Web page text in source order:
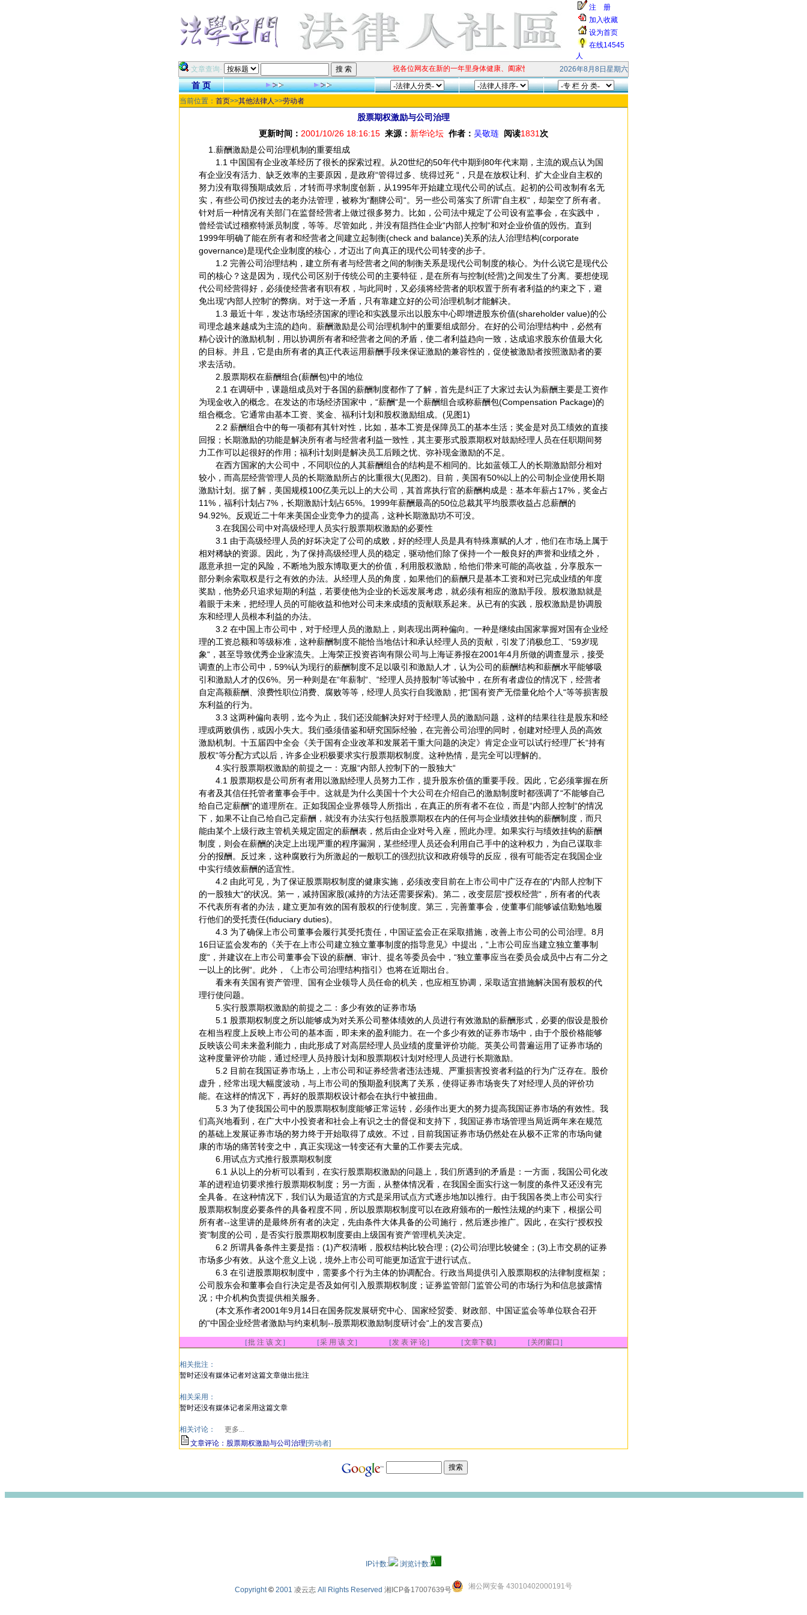
注 册
加入收藏
设为首页
在线14545
人
·文章查询·
祝各位网友在新的一年里身体健康、阖家快乐！ 本站受到大量的无效smtp连接和垃圾邮件的攻击，响应缓慢，请各位网友见谅
2026年8月8日星期六
首 页
当前位置： 首页>>其他法律人>>劳动者
股票期权激励与公司治理
更新时间： 2001/10/26 18:16:15 来源： 新华论坛 作者： 吴敬琏 阅读1831次
1.薪酬激励是公司治理机制的重要组成
1.1 中国国有企业改革经历了很长的探索过程。从20世纪的50年代中期到80年代末期，主流的观点认为国
有企业没有活力、缺乏效率的主要原因，是政府“管得过多、统得过死 “，只是在放权让利、扩大企业自主权的
努力没有取得预期成效后，才转而寻求制度创新，从1995年开始建立现代公司的试点。起初的公司改制有名无
实，有些公司仍按过去的老办法管理，被称为“翻牌公司“。另一些公司落实了所谓“自主权“，却架空了所有者。
针对后一种情况有关部门在监督经营者上做过很多努力。比如，公司法中规定了公司设有监事会，在实践中，
曾经尝试过稽察特派员制度，等等。尽管如此，并没有阻挡住企业“内部人控制“和对企业价值的毁伤。直到
1999年明确了能在所有者和经营者之间建立起制衡(check and balance)关系的法人治理结构(corporate
governance)是现代企业制度的核心，才迈出了向真正的现代公司转变的步子。
1.2 完善公司治理结构，建立所有者与经营者之间的制衡关系是现代公司制度的核心。为什么说它是现代公
司的核心？这是因为，现代公司区别于传统公司的主要特征，是在所有与控制(经营)之间发生了分离。要想使现
代公司经营得好，必须使经营者有职有权，与此同时，又必须将经营者的职权置于所有者利益的约束之下，避
免出现“内部人控制“的弊病。对于这一矛盾，只有靠建立好的公司治理机制才能解决。
1.3 最近十年，发达市场经济国家的理论和实践显示出以股东中心即增进股东价值(shareholder value)的公
司理念越来越成为主流的趋向。薪酬激励是公司治理机制中的重要组成部分。在好的公司治理结构中，必然有
精心设计的激励机制，用以协调所有者和经营者之间的矛盾，使二者利益趋向一致，达成追求股东价值最大化
的目标。并且，它是由所有者的真正代表运用薪酬手段来保证激励的兼容性的，促使被激励者按照激励者的要
求去活动。
2.股票期权在薪酬组合(薪酬包)中的地位
2.1 在调研中，课题组成员对于各国的薪酬制度都作了了解，首先是纠正了大家过去认为薪酬主要是工资作
为现金收入的概念。在发达的市场经济国家中，“薪酬“是一个薪酬组合或称薪酬包(Compensation Package)的
组合概念。它通常由基本工资、奖金、福利计划和股权激励组成。(见图1)
2.2 薪酬组合中的每一项都有其针对性，比如，基本工资是保障员工的基本生活；奖金是对员工绩效的直接
回报；长期激励的功能是解决所有者与经营者利益一致性，其主要形式股票期权对鼓励经理人员在任职期间努
力工作可以起很好的作用；福利计划则是解决员工后顾之忧、弥补现金激励的不足。
在西方国家的大公司中，不同职位的人其薪酬组合的结构是不相同的。比如蓝领工人的长期激励部分相对
较小，而高层经营管理人员的长期激励所占的比重很大(见图2)。目前，美国有50%以上的公司制企业使用长期
激励计划。据了解，美国规模100亿美元以上的大公司，其首席执行官的薪酬构成是：基本年薪占17%，奖金占
11%，福利计划占7%，长期激励计划占65%。1999年薪酬最高的50位总裁其平均股票收益占总薪酬的
94.92%。反观近二十年来美国企业竞争力的提高，这种长期激励功不可没。
3.在我国公司中对高级经理人员实行股票期权激励的必要性
3.1 由于高级经理人员的好坏决定了公司的成败，好的经理人员是具有特殊禀赋的人才，他们在市场上属于
相对稀缺的资源。因此，为了保持高级经理人员的稳定，驱动他们除了保持一个一般良好的声誉和业绩之外，
愿意承担一定的风险，不断地为股东博取更大的价值，利用股权激励，给他们带来可能的高收益，分享股东一
部分剩余索取权是行之有效的办法。从经理人员的角度，如果他们的薪酬只是基本工资和对已完成业绩的年度
奖励，他势必只追求短期的利益，若要使他为企业的长远发展考虑，就必须有相应的激励手段。股权激励就是
着眼于未来，把经理人员的可能收益和他对公司未来成绩的贡献联系起来。从已有的实践，股权激励是协调股
东和经理人员根本利益的办法。
3.2 在中国上市公司中，对于经理人员的激励上，则表现出两种偏向。一种是继续由国家掌握对国有企业经
理的工资总额和等级标准，这种薪酬制度不能恰当地估计和承认经理人员的贡献，引发了消极怠工、“59岁现
象“，甚至导致优秀企业家流失。上海荣正投资咨询有限公司与上海证券报在2001年4月所做的调查显示，接受
调查的上市公司中，59%认为现行的薪酬制度不足以吸引和激励人才，认为公司的薪酬结构和薪酬水平能够吸
引和激励人才的仅6%。另一种则是在“年薪制“、“经理人员持股制“等试验中，在所有者虚位的情况下，经营者
自定高额薪酬、浪费性职位消费、腐败等等，经理人员实行自我激励，把“国有资产无偿量化给个人“等等损害股
东利益的行为。
3.3 这两种偏向表明，迄今为止，我们还没能解决好对于经理人员的激励问题，这样的结果往往是股东和经
理或两败俱伤，或因小失大。我们亟须借鉴和研究国际经验，在完善公司治理的同时，创建对经理人员的高效
激励机制。十五届四中全会《关于国有企业改革和发展若干重大问题的决定》肯定企业可以试行经理厂长“持有
股权“等分配方式以后，许多企业积极要求实行股票期权制度。这种热情，是完全可以理解的。
4.实行股票期权激励的前提之一：克服“内部人控制下的一股独大“
4.1 股票期权是公司所有者用以激励经理人员努力工作，提升股东价值的重要手段。因此，它必须掌握在所
有者及其信任托管者董事会手中。这就是为什么美国十个大公司在介绍自己的激励制度时都强调了“不能够自己
给自己定薪酬“的道理所在。正如我国企业界领导人所指出，在真正的所有者不在位，而是“内部人控制“的情况
下，如果不让自己给自己定薪酬，就没有办法实行包括股票期权在内的任何与企业绩效挂钩的薪酬制度，而只
能由某个上级行政主管机关规定固定的薪酬表，然后由企业对号入座，照此办理。如果实行与绩效挂钩的薪酬
制度，则会在薪酬的决定上出现严重的程序漏洞，某些经理人员还会利用自己手中的这种权力，为自己谋取非
分的报酬。反过来，这种腐败行为所激起的一般职工的强烈抗议和政府领导的反应，很有可能否定在我国企业
中实行绩效薪酬的适宜性。
4.2 由此可见，为了保证股票期权制度的健康实施，必须改变目前在上市公司中广泛存在的“内部人控制下
的一股独大“的状况。第一，减持国家股(减持的方法还需要探索)。第二，改变层层“授权经营“，所有者的代表
不代表所有者的办法，建立更加有效的国有股权的行使制度。第三，完善董事会，使董事们能够诚信勤勉地履
行他们的受托责任(fiduciary duties)。
4.3 为了确保上市公司董事会履行其受托责任，中国证监会正在采取措施，改善上市公司的公司治理。8月
16日证监会发布的《关于在上市公司建立独立董事制度的指导意见》中提出，“上市公司应当建立独立董事制
度“，并建议在上市公司董事会下设的薪酬、审计、提名等委员会中，“独立董事应当在委员会成员中占有二分之
一以上的比例“。此外，《上市公司治理结构指引》也将在近期出台。
看来有关国有资产管理、国有企业领导人员任命的机关，也应相互协调，采取适宜措施解决国有股权的代
理行使问题。
5.实行股票期权激励的前提之二：多少有效的证券市场
5.1 股票期权制度之所以能够成为对关系公司整体绩效的人员进行有效激励的薪酬形式，必要的假设是股价
在相当程度上反映上市公司的基本面，即未来的盈利能力。在一个多少有效的证券市场中，由于个股价格能够
反映该公司未来盈利能力，由此形成了对高层经理人员业绩的度量评价功能。英美公司普遍运用了证券市场的
这种度量评价功能，通过经理人员持股计划和股票期权计划对经理人员进行长期激励。
5.2 目前在我国证券市场上，上市公司和证券经营者违法违规、严重损害投资者利益的行为广泛存在。股价
虚升，经常出现大幅度波动，与上市公司的预期盈利脱离了关系，使得证券市场丧失了对经理人员的评价功
能。在这样的情况下，再好的股票期权设计都会在执行中被扭曲。
5.3 为了使我国公司中的股票期权制度能够正常运转，必须作出更大的努力提高我国证券市场的有效性。我
们高兴地看到，在广大中小投资者和社会上有识之士的督促和支持下，我国证券市场管理当局近两年来在规范
的基础上发展证券市场的努力终于开始取得了成效。不过，目前我国证券市场仍然处在从极不正常的市场向健
康的市场的痛苦转变之中，真正实现这一转变还有大量的工作要去完成。
6.用试点方式推行股票期权制度
6.1 从以上的分析可以看到，在实行股票期权激励的问题上，我们所遇到的矛盾是：一方面，我国公司化改
革的进程迫切要求推行股票期权制度；另一方面，从整体情况看，在我国全面实行这一制度的条件又还没有完
全具备。在这种情况下，我们认为最适宜的方式是采用试点方式逐步地加以推行。由于我国各类上市公司实行
股票期权制度必要条件的具备程度不同，所以股票期权制度可以在政府颁布的一般性法规的约束下，根据公司
所有者--这里讲的是最终所有者的决定，先由条件大体具备的公司施行，然后逐步推广。因此，在实行“授权投
资“制度的公司，是否实行股票期权制度要由上级国有资产管理机关决定。
6.2 所谓具备条件主要是指：(1)产权清晰，股权结构比较合理；(2)公司治理比较健全；(3)上市交易的证券
市场多少有效。从这个意义上说，境外上市公司可能更加适宜于进行试点。
6.3 在引进股票期权制度中，需要多个行为主体的协调配合。行政当局提供引入股票期权的法律制度框架；
公司股东会和董事会自行决定是否及如何引入股票期权制度；证券监管部门监管公司的市场行为和信息披露情
况；中介机构负责提供相关服务。
(本文系作者2001年9月14日在国务院发展研究中心、国家经贸委、财政部、中国证监会等单位联合召开
的“中国企业经营者激励与约束机制--股票期权激励制度研讨会“上的发言要点)
［批 注 该 文 ］ ［采 用 该 文 ］ ［发 表 评 论］ ［文章下载］ ［ 关闭窗口 ］
相关批注：
暂时还没有媒体记者对这篇文章做出批注
相关采用：
暂时还没有媒体记者采用这篇文章
相关讨论： 更多...
文章评论：股票期权激励与公司治理 [劳动者]
IP计数: 浏览计数:
Copyright© 2001 凌云志 All Rights Reserved 湘ICP备17007639号 湘公网安备 43010402000191号